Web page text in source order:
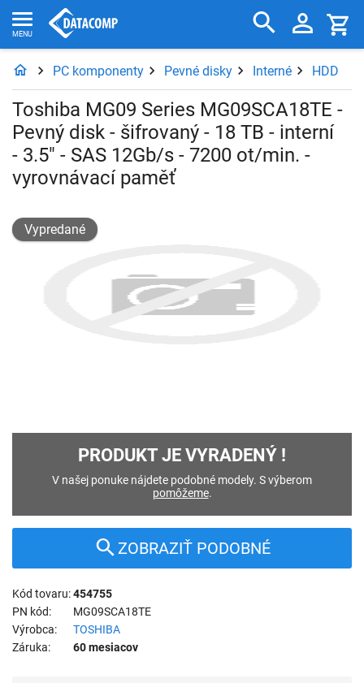
PC komponenty Pevné disky Interné HDD
Toshiba MG09 Series MG09SCA18TE -
Pevný disk - šifrovaný - 18 TB - interní
- 3.5" - SAS 12Gb/s - 7200 ot/min. -
vyrovnávací paměť
Vypredané
PRODUKT JE VYRADENÝ !
V našej ponuke nájdete podobné modely. S výberom
pomôžeme.
ZOBRAZIŤ PODOBNÉ
Kód tovaru 454755
PN kód
MG09SCA18TE
Výrobca
TOSHIBA
Záruka
60 mesiacov